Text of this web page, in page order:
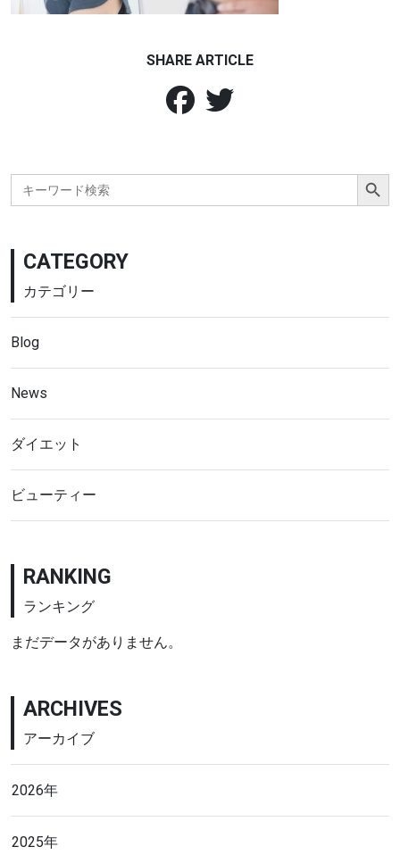
SHARE ARTICLE
Search
for:
Search Button
CATEGORY
カテゴリー
Blog
News
ダイエット
ビューティー
RANKING
ランキング
まだデータがありません。
ARCHIVES
アーカイブ
2026年
2025年